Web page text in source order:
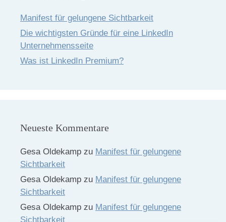
Manifest für gelungene Sichtbarkeit
Die wichtigsten Gründe für eine LinkedIn
Unternehmensseite
Was ist LinkedIn Premium?
Neueste Kommentare
Gesa Oldekamp zu Manifest für gelungene
Sichtbarkeit
Gesa Oldekamp zu Manifest für gelungene
Sichtbarkeit
Gesa Oldekamp zu Manifest für gelungene
Sichtbarkeit